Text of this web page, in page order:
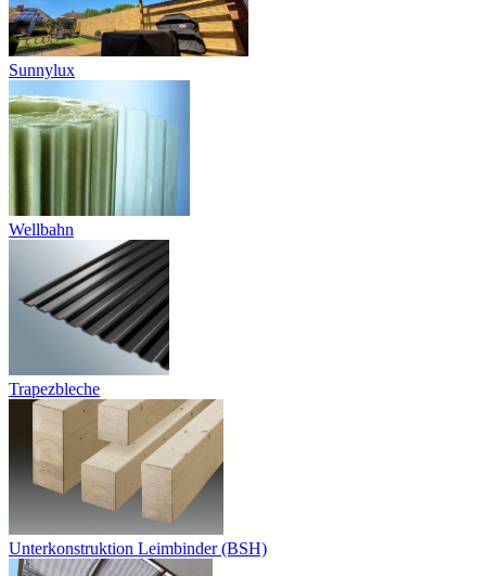
Sunnylux
Wellbahn
Trapezbleche
Unterkonstruktion Leimbinder (BSH)